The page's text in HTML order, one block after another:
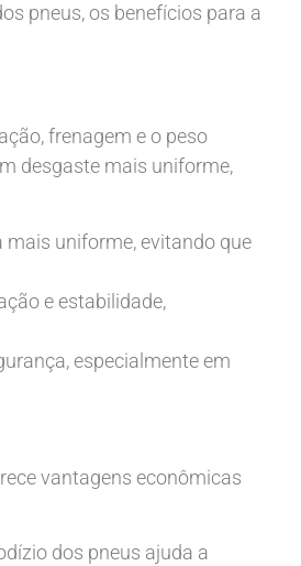
pneus, os benefícios para a
frenagem e o peso
desgaste mais uniforme,
mais uniforme, evitando que
e estabilidade,
especialmente em
vantagens econômicas
dos pneus ajuda a